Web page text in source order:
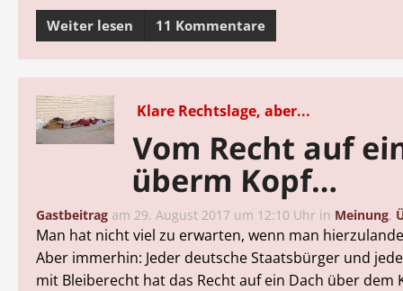
Weiter lesen 11 Kommentare
Klare Rechtslage, aber...
Vom Recht auf
überm Kopf…
Gastbeitrag am 29. August 2017 um 12:10 Uhr in Meinung,
Man hat nicht viel zu erwarten, wenn man
Aber immerhin: Jeder deutsche Staatsbürger und
mit Bleiberecht hat das Recht auf ein Dach über dem